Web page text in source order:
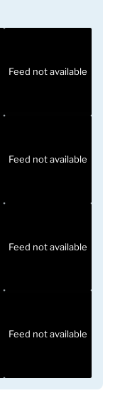
Feed not available
Feed not available
Feed not available
Feed not available